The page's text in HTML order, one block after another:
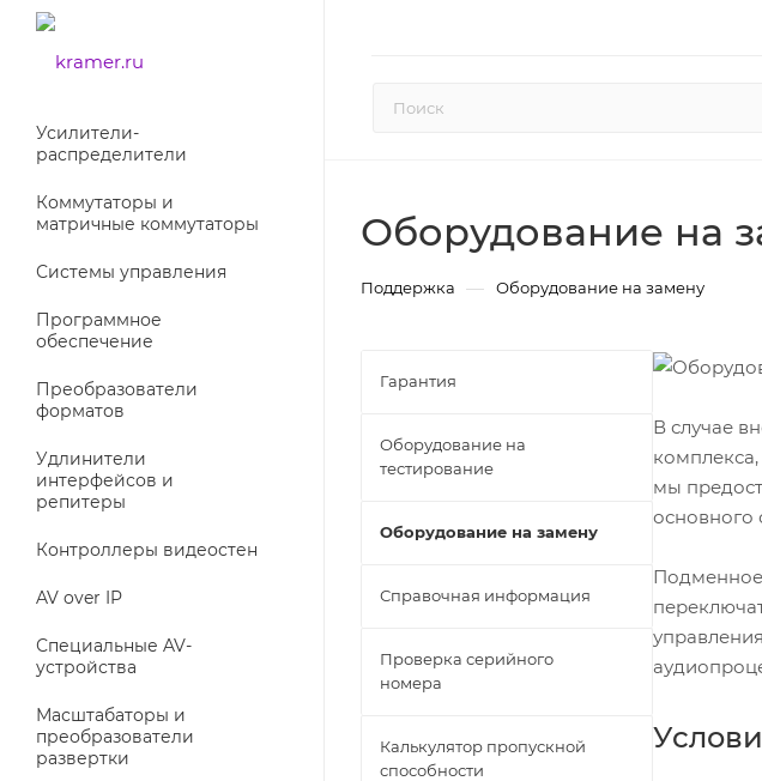
Усилители-
раcпределители
Коммутаторы и
матричные коммутаторы
Системы управления
Программное
обеспечение
Преобразователи
форматов
Удлинители
интерфейсов и
репитеры
Контроллеры видеостен
AV over IP
Специальные AV-
устройства
Масштабаторы и
преобразователи
развертки
Оборудование на
Поддержка — Оборудование на замену
В случае
мы
основного
Гарантия
Оборудование на
тестирование
Оборудование на замену
Справочная информация
Проверка серийного
номера
Калькулятор пропускной
способности